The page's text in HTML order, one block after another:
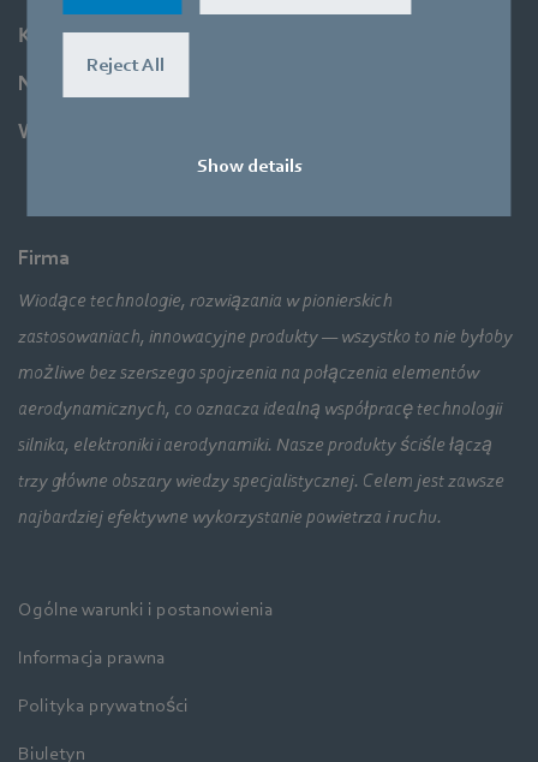
Reject All
Show details
Koncern
Newsroom
Wsparcie
Firma
Wiodące technologie, rozwiązania w pionierskich
zastosowaniach, innowacyjne produkty — wszystko to nie byłoby
możliwe bez szerszego spojrzenia na połączenia elementów
aerodynamicznych, co oznacza idealną współpracę technologii
silnika, elektroniki i aerodynamiki. Nasze produkty ściśle łączą
trzy główne obszary wiedzy specjalistycznej. Celem jest zawsze
najbardziej efektywne wykorzystanie powietrza i ruchu.
Ogólne warunki i postanowienia
Informacja prawna
Polityka prywatności
Biuletyn